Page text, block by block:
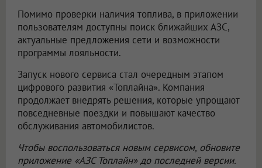
Помимо проверки наличия топлива, в приложении
пользователям доступны поиск ближайших АЗС,
актуальные предложения сети и возможности
программы лояльности.
Запуск нового сервиса стал очередным этапом
цифрового развития «Топлайна». Компания
продолжает внедрять решения, которые упрощают
повседневные поездки и повышают качество
обслуживания автомобилистов.
Чтобы воспользоваться новым сервисом, обновите
приложение «АЗС Топлайн» до последней версии.